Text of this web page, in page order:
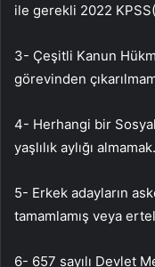
ile gerekli 2022
3- Çeşitli Kanun
görevinden
4- Herhangi bir
yaşlılık aylığı almamak.
5- Erkek adayların
tamamlamış veya
6- 657 sayılı Devlet